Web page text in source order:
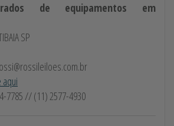
de equipamentos em
SP
aqui
7785 // (11) 2577-4930